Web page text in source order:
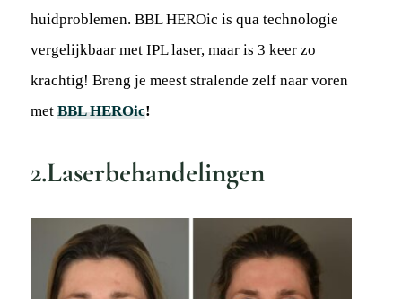
huidproblemen. BBL HEROic is qua technologie
vergelijkbaar met IPL laser, maar is 3 keer zo
krachtig! Breng je meest stralende zelf naar voren
met BBL HEROic!
2.Laserbehandelingen